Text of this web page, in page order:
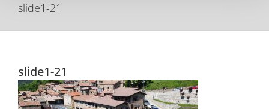
slide1-21
slide1-21